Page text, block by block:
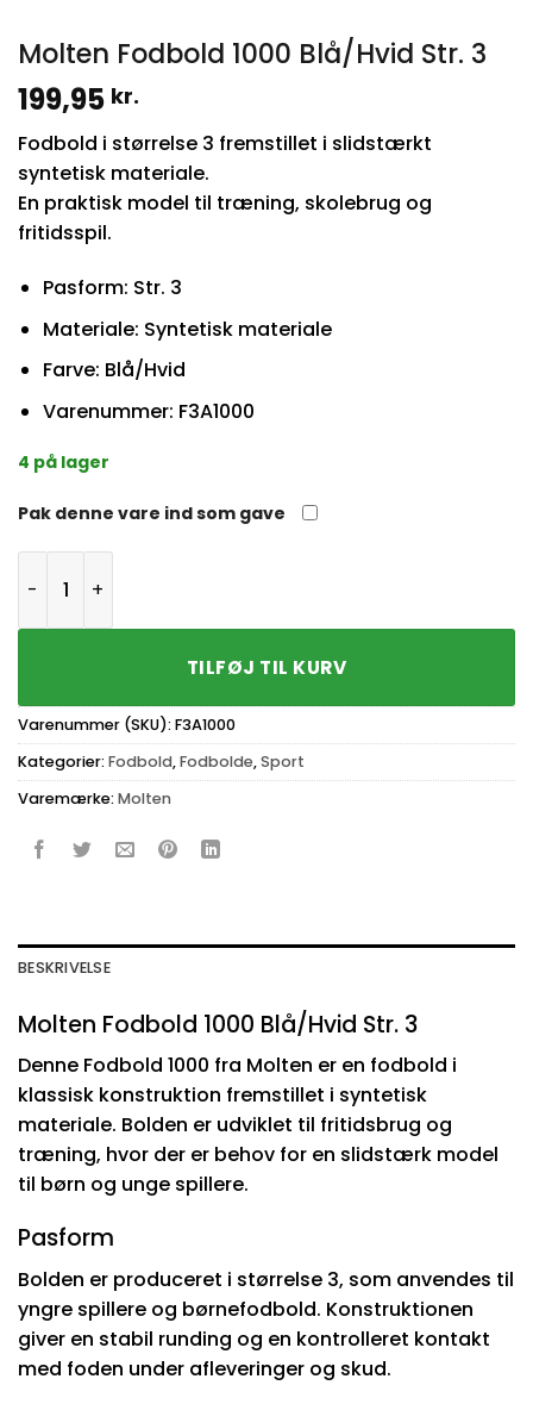
Molten Fodbold 1000 Blå/Hvid Str. 3
199,95 kr.
Fodbold i størrelse 3 fremstillet i slidstærkt
syntetisk materiale.
En praktisk model til træning, skolebrug og
fritidsspil.
Pasform: Str. 3
Materiale: Syntetisk materiale
Farve: Blå/Hvid
Varenummer: F3A1000
4 på lager
Pak denne vare ind som gave
TILFØJ TIL KURV
Varenummer (SKU): F3A1000
Kategorier: Fodbold,Fodbolde,Sport
Varemærke: Molten
BESKRIVELSE
Molten Fodbold 1000 Blå/Hvid Str. 3
Denne Fodbold 1000 fra Molten er en fodbold i
klassisk konstruktion fremstillet i syntetisk
materiale. Bolden er udviklet til fritidsbrug og
træning, hvor der er behov for en slidstærk model
til børn og unge spillere.
Pasform
Bolden er produceret i størrelse 3, som anvendes til
yngre spillere og børnefodbold. Konstruktionen
giver en stabil runding og en kontrolleret kontakt
med foden under afleveringer og skud.